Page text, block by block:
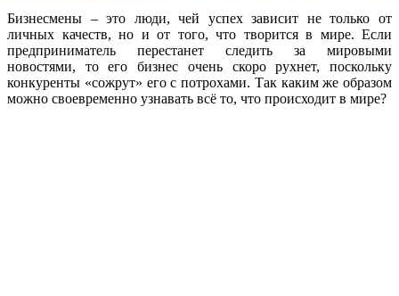
Бизнесмены – это люди, чей успех зависит не только от
личных качеств, но и от того, что творится в мире. Если
предприниматель перестанет следить за мировыми
новостями, то его бизнес очень скоро рухнет, поскольку
конкуренты «сожрут» его с потрохами. Так каким же образом
можно своевременно узнавать всё то, что происходит в мире?